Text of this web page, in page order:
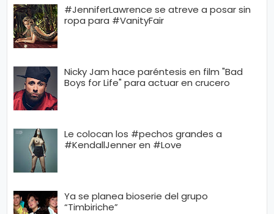
#JenniferLawrence se atreve a posar sin
ropa para #VanityFair
Nicky Jam hace paréntesis en film "Bad
Boys for Life" para actuar en crucero
Le colocan los #pechos grandes a
#KendallJenner en #Love
Ya se planea bioserie del grupo
“Timbiriche”